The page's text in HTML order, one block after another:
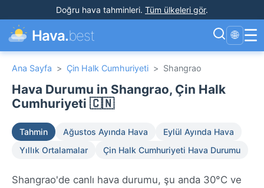
Doğru hava tahminleri. Tüm ülkeleri gör.
Hava.best 🌐 ☰
Ana Sayfa > Çin Halk Cumhuriyeti > Shangrao
Hava Durumu in Shangrao, Çin Halk
Cumhuriyeti 🇨🇳
Tahmin Ağustos Ayında Hava
Eylül Ayında Hava
Yıllık Ortalamalar
Çin Halk Cumhuriyeti Hava Durumu
Shangrao'de canlı hava durumu, şu anda 30°C ve